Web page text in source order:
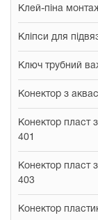
Клей-піна
Кліпси для
Ключ трубний
Конектор з
Конектор пласт
401
Конектор пласт
403
Конектор